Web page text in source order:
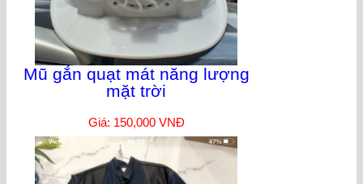
Mũ gắn quạt mát năng lượng
mặt trời
Giá: 150,000 VNĐ